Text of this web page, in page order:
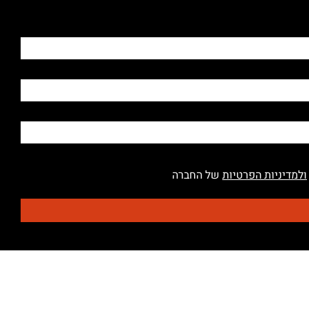
ולמדיניות הפרטיות של החברה